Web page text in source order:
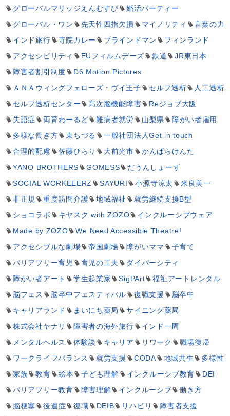
グローバルマリッジえんむすび
婚活パーティー
グローバル・ワン
先天性四指欠損 マイノリティ
言葉の力
インド旅行
寺院カレー ブラインドマン
フィンランド
アクセシビリティ
EUフィルムデーズ 鉄道
JR東日本
障害者割引制度
D6 Motion Pictures
ＡＮＡウィングフェローズ・ヴイ王子
セルフ透析
人工透析
セルフ透析センター
高次脳機能障害
Reジョブ大阪
失語症
両育わーるど 難病者就労 山梨県
障がい者雇用
多様な働き方
東ちづる
一般社団法人Get in touch
合理的配慮
佐藤ひらり 大前光市
かんばらけんた
YANO BROTHERS
GOMESS
だうんしょーず
SOCIAL WORKEEERZ
SAYURI 小源寺涼太
米良美一
非正規
重度訪問介護 地域福祉
就労継続支援B型
ショコラボ
キヤスク with ZOZO
インクルーシブウェア
Made by ZOZO
We Need Accessible Theatre!
アクセシブルな劇場
帝国劇場 障がいママ
子育て
バリアフリー育児
育児の工夫
ダイバーシティ
障がい者アート
学生起業家 SigPArt
福祉アートレンタル
脳フェス
脳卒中フェスティバル 復職支援
脳卒中
キャリアランド
まいにち薬局
サイニング薬局
株式会社ヤナリ
障害者の海外旅行
インド一周
メンタルヘルス
体験談 キャリア リワーク
職場復帰
ワークライフバランス
就労支援 CODA 地域共生
多様性
家族
教育 絵本 子ども理解 インクルーシブ教育
DEI
バリアフリー教育
障害理解 インクルーシブ
働き方
脳梗塞
後遺症 復職 DEIB リハビリ
障害者支援